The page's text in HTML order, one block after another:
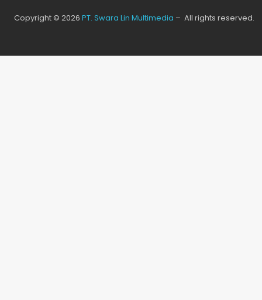
Copyright © 2026 PT. Swara Lin Multimedia – All rights reserved.